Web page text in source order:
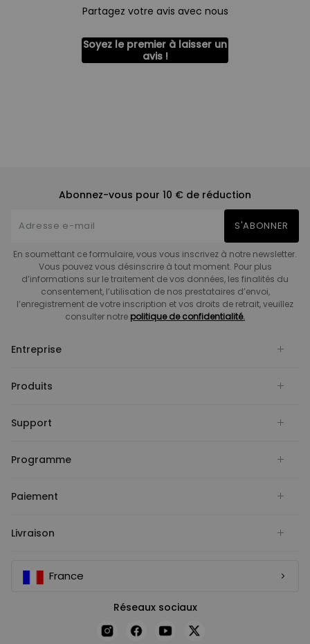
Partagez votre avis avec nous
Soyez le premier à laisser un
avis !
Abonnez-vous pour 10 € de réduction
S'ABONNER
En soumettant ce formulaire, vous vous inscrivez à notre newsletter.
Vous pouvez vous désinscrire à tout moment. Pour plus
d’informations sur le traitement de vos données, les finalités du
consentement, l’utilisation de nos prestataires d’envoi,
l’enregistrement de votre inscription et vos droits de retrait, veuillez
consulter notre politique de confidentialité.
Entreprise
Produits
Support
Programme
Paiement
Livraison
France
Réseaux sociaux